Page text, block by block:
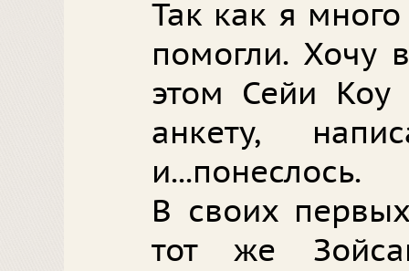
Так как я
помогли. Хочу
этом Сейи Коу
анкету,
и...понеслось.
В своих
тот же